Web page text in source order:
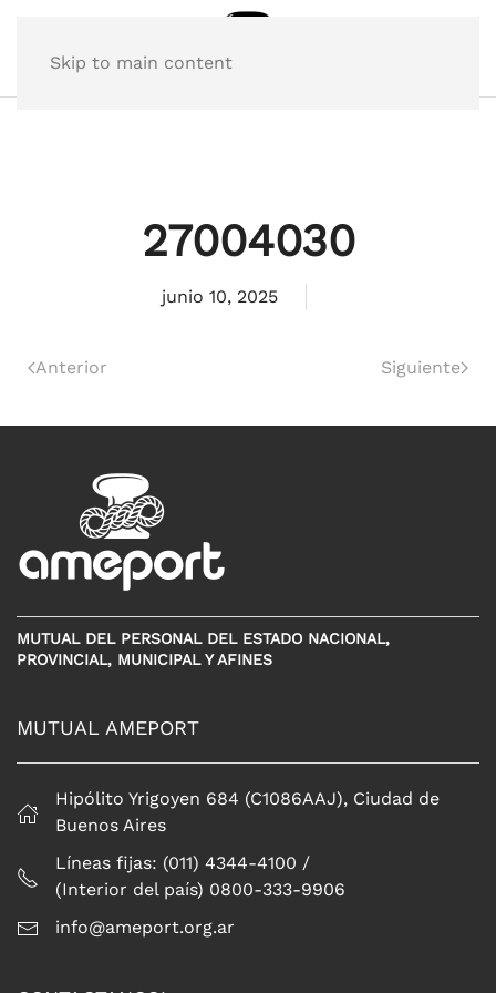
Skip to main content
27004030
junio 10, 2025
Anterior Siguiente
MUTUAL DEL PERSONAL DEL ESTADO NACIONAL,
PROVINCIAL, MUNICIPAL Y AFINES
MUTUAL AMEPORT
Hipólito Yrigoyen 684 (C1086AAJ), Ciudad de
Buenos Aires
Líneas fijas: (011) 4344-4100 /
(Interior del país) 0800-333-9906
info@ameport.org.ar